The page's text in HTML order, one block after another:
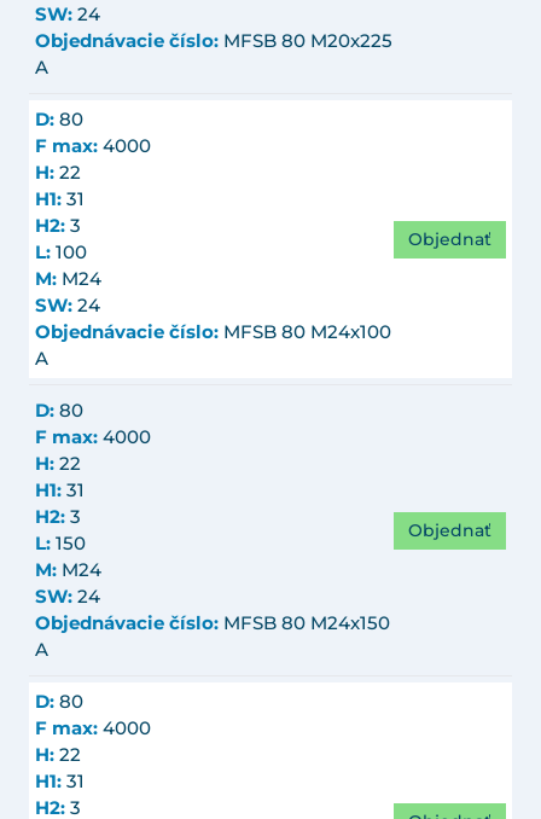
SW: 24
Objednávacie číslo: MFSB 80 M20x225
A
D: 80
F max: 4000
H: 22
H1: 31
H2: 3
L: 100
M: M24
SW: 24
Objednávacie číslo: MFSB 80 M24x100
A
Objednať
D: 80
F max: 4000
H: 22
H1: 31
H2: 3
L: 150
M: M24
SW: 24
Objednávacie číslo: MFSB 80 M24x150
A
Objednať
D: 80
F max: 4000
H: 22
H1: 31
H2: 3